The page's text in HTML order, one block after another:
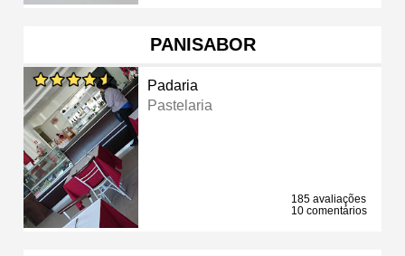
PANISABOR
Padaria
Pastelaria
185 avaliações
10 comentários